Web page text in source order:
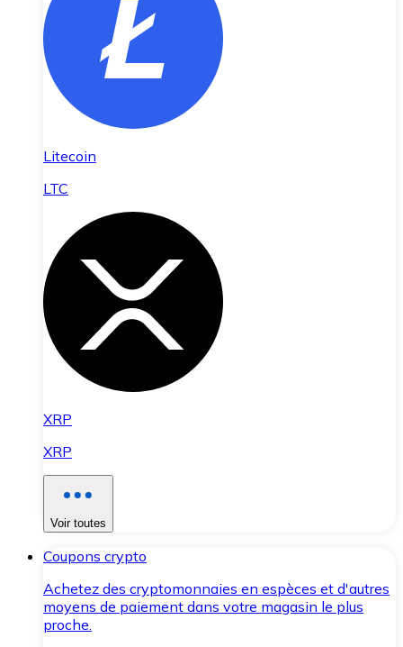
Litecoin
LTC
XRP
XRP
Voir toutes
Coupons crypto
Achetez des cryptomonnaies en espèces et d'autres
moyens de paiement dans votre magasin le plus
proche.